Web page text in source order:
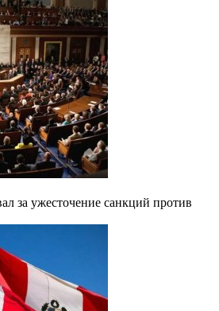
за ужесточение санкций против